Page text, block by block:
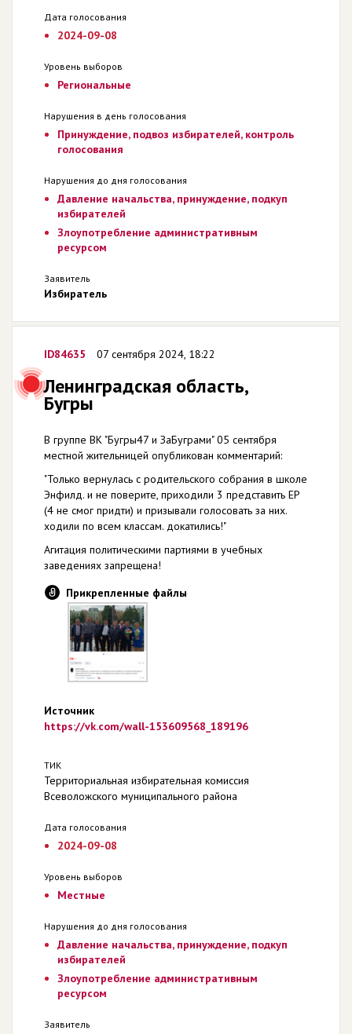
Дата голосования
2024-09-08
Уровень выборов
Региональные
Нарушения в день голосования
Принуждение, подвоз избирателей, контроль
голосования
Нарушения до дня голосования
Давление начальства, принуждение, подкуп
избирателей
Злоупотребление административным
ресурсом
Заявитель
Избиратель
ID84635 07 сентября 2024, 18:22
Ленинградская область,
Бугры
В группе ВК "Бугры47 и ЗаБуграми" 05 сентября
местной жительницей опубликован комментарий:
"Только вернулась с родительского собрания в школе
Энфилд. и не поверите, приходили 3 представить ЕР
(4 не смог придти) и призывали голосовать за них.
ходили по всем классам. докатились!"
Агитация политическими партиями в учебных
заведениях запрещена!
Прикрепленные файлы
Источник
https://vk.com/wall-153609568_189196
ТИК
Территориальная избирательная комиссия
Всеволожского муниципального района
Дата голосования
2024-09-08
Уровень выборов
Местные
Нарушения до дня голосования
Давление начальства, принуждение, подкуп
избирателей
Злоупотребление административным
ресурсом
Заявитель